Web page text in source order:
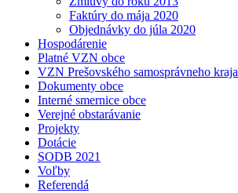
Faktúry do mája 2020
Objednávky do júla 2020
Hospodárenie
Platné VZN obce
VZN Prešovského samosprávneho kraja
Dokumenty obce
Interné smernice obce
Verejné obstarávanie
Projekty
Dotácie
SODB 2021
Voľby
Referendá